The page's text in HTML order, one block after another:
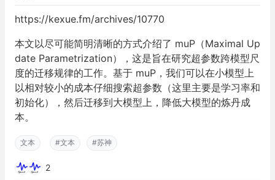
https://kexue.fm/archives/10770
本文以尽可能简明清晰的方式介绍了 muP（Maximal Up
date Parametrization），这是旨在研究超参数跨模型尺
度的迁移规律的工作。基于 muP，我们可以在小模型上
以相对较小的成本仔细搜索超参数（这里主要是学习率和
初始化），然后迁移到大模型上，降低大模型的炼丹成
本。
文本 #文本 #苏神
2